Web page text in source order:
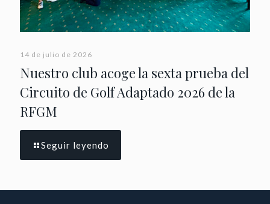
14 de julio de 2026
Nuestro club acoge la sexta prueba del
Circuito de Golf Adaptado 2026 de la
RFGM
Seguir leyendo